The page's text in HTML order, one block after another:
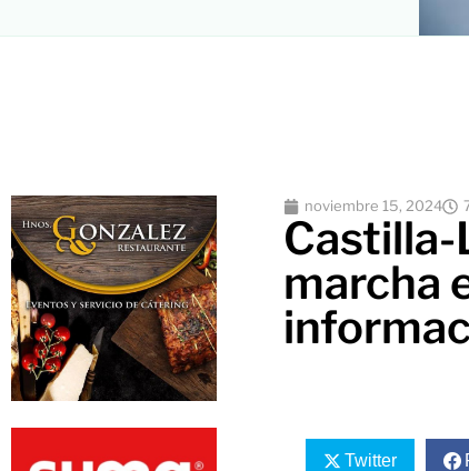
noviembre 15, 2024
Castilla-
marcha
Twitter